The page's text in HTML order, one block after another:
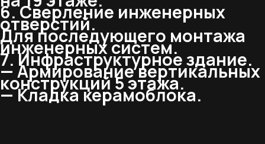
6. Сверление инженерных
отверстий.
Для последующего монтажа
инженерных систем.
7. Инфраструктурное здание.
— Армирование вертикальных
конструкций 5 этажа.
— Кладка керамоблока.